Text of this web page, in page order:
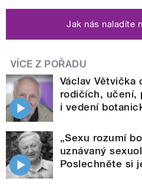
Jak nás naladíte
VÍCE Z POŘADU
Václav Větvička
rodičích, učení,
i vedení
„Sexu rozumí
uznávaný
Poslechněte si